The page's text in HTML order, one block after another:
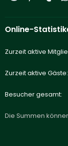
Online-
Zurzeit aktive
Zurzeit aktive Gäste
Besucher gesamt
Die Summen